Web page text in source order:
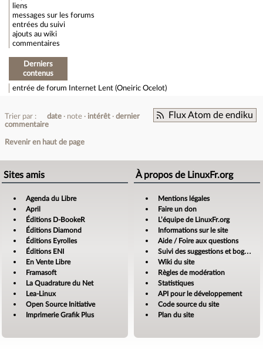
liens
messages sur les forums
entrées du suivi
ajouts au wiki
commentaires
Derniers
contenus
entrée de forum Internet Lent (Oneiric Ocelot)
Flux Atom de endiku
Trier par : date note intérêt
dernier
commentaire
Revenir en haut de page
Sites amis
Agenda du Libre
April
Éditions D-BookeR
Éditions Diamond
Éditions Eyrolles
Éditions ENI
En Vente Libre
Framasoft
La Quadrature du Net
Lea-Linux
Open Source Initiative
Imprimerie Grafik Plus
À propos de LinuxFr.org
Mentions légales
Faire un don
L’équipe de LinuxFr.org
Informations sur le site
Aide / Foire aux questions
Suivi des suggestions et bogues
Wiki du site
Règles de modération
Statistiques
API pour le développement
Code source du site
Plan du site